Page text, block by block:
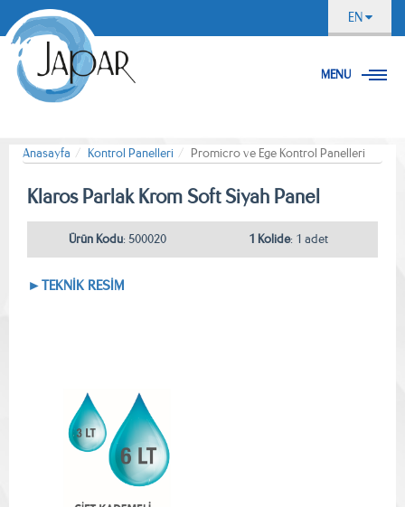
EN
MENU
Anasayfa Kontrol Panelleri Promicro ve Ege Kontrol Panelleri
Klaros Parlak Krom Soft Siyah Panel
Ürün Kodu: 500020 1 Kolide: 1 adet
►TEKNİK RESİM